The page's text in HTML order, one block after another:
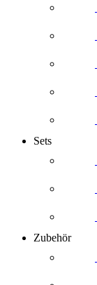
Sets
Zubehör